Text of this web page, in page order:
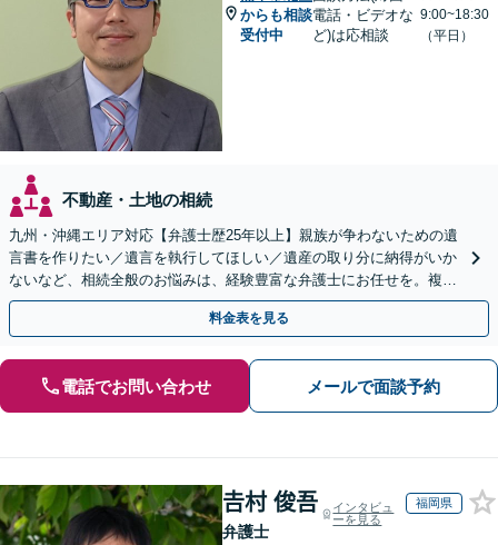
からも相談
受付中
電話・ビデオな
ど)は応相談
9:00~18:30
（平日）
不動産・土地の相続
九州・沖縄エリア対応【弁護士歴25年以上】親族が争わないための遺
言書を作りたい／遺言を執行してほしい／遺産の取り分に納得がいか
ないなど、相続全般のお悩みは、経験豊富な弁護士にお任せを。複雑
な問題も粘り強く対応し、解決に導きます。
料金表を見る
電話でお問い合わせ メールで面談予約
𠮷村 俊吾
弁護士
インタビュ
ーを見る
福岡県